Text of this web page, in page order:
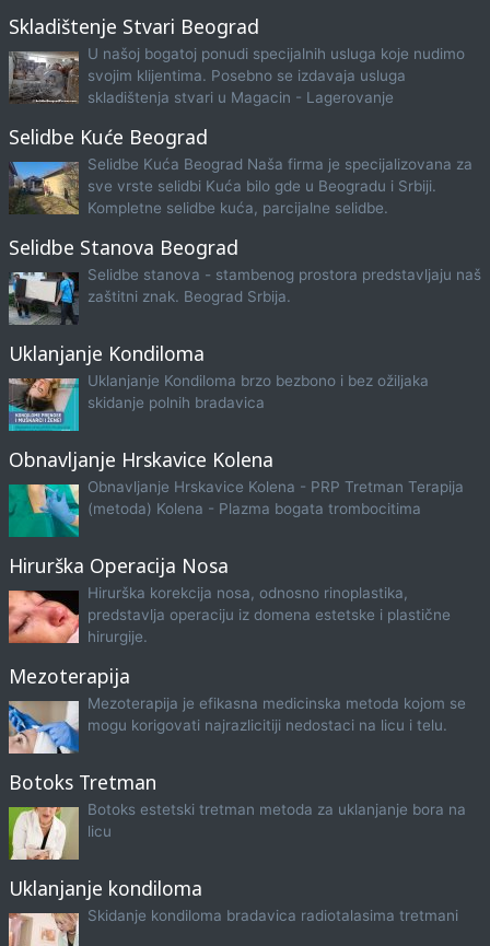
Skladištenje Stvari Beograd
U našoj bogatoj ponudi specijalnih usluga koje nudimo
svojim klijentima. Posebno se izdavaja usluga
skladištenja stvari u Magacin - Lagerovanje
Selidbe Kuće Beograd
Selidbe Kuća Beograd Naša firma je specijalizovana za
sve vrste selidbi Kuća bilo gde u Beogradu i Srbiji.
Kompletne selidbe kuća, parcijalne selidbe.
Selidbe Stanova Beograd
Selidbe stanova - stambenog prostora predstavljaju naš
zaštitni znak. Beograd Srbija.
Uklanjanje Kondiloma
Uklanjanje Kondiloma brzo bezbono i bez ožiljaka
skidanje polnih bradavica
Obnavljanje Hrskavice Kolena
Obnavljanje Hrskavice Kolena - PRP Tretman Terapija
(metoda) Kolena - Plazma bogata trombocitima
Hirurška Operacija Nosa
Hirurška korekcija nosa, odnosno rinoplastika,
predstavlja operaciju iz domena estetske i plastične
hirurgije.
Mezoterapija
Mezoterapija je efikasna medicinska metoda kojom se
mogu korigovati najrazlicitiji nedostaci na licu i telu.
Botoks Tretman
Botoks estetski tretman metoda za uklanjanje bora na
licu
Uklanjanje kondiloma
Skidanje kondiloma bradavica radiotalasima tretmani